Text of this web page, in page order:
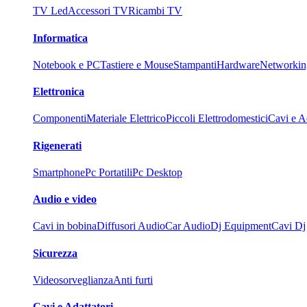
TV LedAccessori TVRicambi TV
Informatica
Notebook e PCTastiere e MouseStampantiHardware
Elettronica
ComponentiMateriale ElettricoPiccoli ElettrodomesticiCavi e
Rigenerati
SmartphonePc PortatiliPc Desktop
Audio e video
Cavi in bobinaDiffusori AudioCar AudioDj EquipmentCavi Dj
Sicurezza
VideosorveglianzaAnti furti